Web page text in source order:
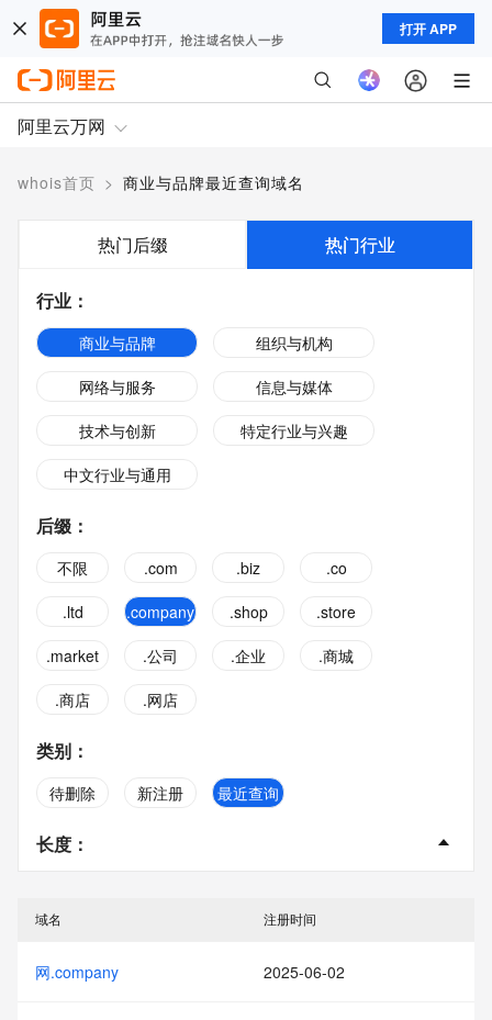
打开 APP
阿里云万网
whois首页 > 商业与品牌最近查询域名
热门后缀 热门行业
行业 ：
商业与品牌
组织与机构
网络与服务
信息与媒体
技术与创新
特定行业与兴趣
中文行业与通用
后缀 ：
不限 .com .biz
.co
.ltd
.company .shop
.store
.market
.公司 .企业
.商城
.商店
.网店
类别 ：
待删除 新注册 最近查询
长度 ：
9字
域名 注册时间
网.company 2025-06-02